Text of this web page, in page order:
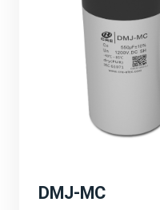
贡献一份力量。
深圳PCIM展会的成功
展示自身实力和品牌形
展注入了新的活力和机
机，不断创新进取，为
DMJ-MC